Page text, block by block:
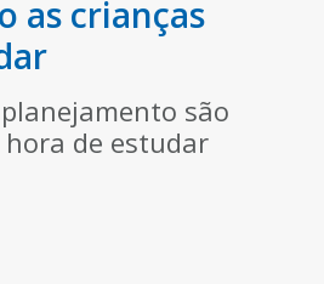
as crianças
são
de estudar